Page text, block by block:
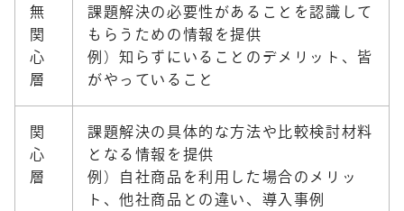
無
関
心
層
課題解決の必要性があることを認識して
もらうための情報を提供
例）知らずにいることのデメリット、皆
がやっていること
関
心
層
課題解決の具体的な方法や比較検討材料
となる情報を提供
例）自社商品を利用した場合のメリッ
ト、他社商品との違い、導入事例